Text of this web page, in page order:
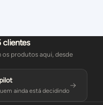
os produtos aqui, desde
ainda está decidindo